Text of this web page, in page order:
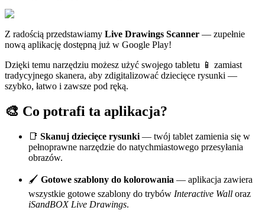
Z radością przedstawiamy Live Drawings Scanner — zupełnie
nową aplikację dostępną już w Google Play!
Dzięki temu narzędziu możesz użyć swojego tabletu 📱 zamiast
tradycyjnego skanera, aby zdigitalizować dziecięce rysunki —
szybko, łatwo i zawsze pod ręką.
🎨 Co potrafi ta aplikacja?
📑 Skanuj dziecięce rysunki — twój tablet zamienia się w
pełnoprawne narzędzie do natychmiastowego przesyłania
obrazów.
🖌 Gotowe szablony do kolorowania — aplikacja zawiera
wszystkie gotowe szablony do trybów Interactive Wall oraz
iSandBOX Live Drawings.